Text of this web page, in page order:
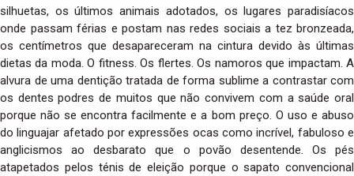
silhuetas, os últimos animais adotados, os lugares paradisíacos
onde passam férias e postam nas redes sociais a tez bronzeada,
os centímetros que desapareceram na cintura devido às últimas
dietas da moda. O fitness. Os flertes. Os namoros que impactam. A
alvura de uma dentição tratada de forma sublime a contrastar com
os dentes podres de muitos que não convivem com a saúde oral
porque não se encontra facilmente e a bom preço. O uso e abuso
do linguajar afetado por expressões ocas como incrível, fabuloso e
anglicismos ao desbarato que o povão desentende. Os pés
atapetados pelos ténis de eleição porque o sapato convencional